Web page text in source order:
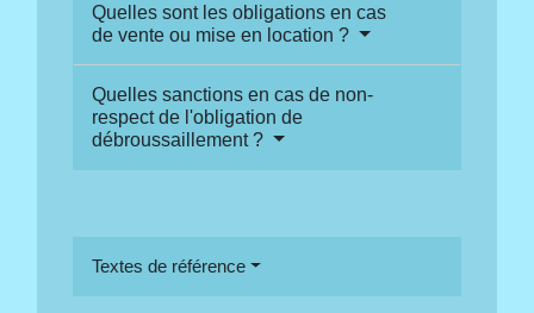
Quelles sont les obligations en cas
de vente ou mise en location ?
Quelles sanctions en cas de non-
respect de l'obligation de
débroussaillement ?
Textes de référence